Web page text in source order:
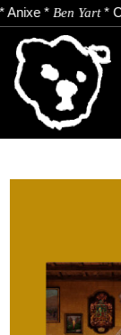
Anixe* Ben Yart*
TIENDA
Instagram